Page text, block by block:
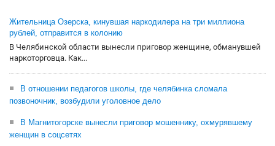
Жительница Озерска, кинувшая наркодилера на три миллиона
рублей, отправится в колонию
В Челябинской области вынесли приговор женщине, обманувшей
наркоторговца. Как...
В отношении педагогов школы, где челябинка сломала
позвоночник, возбудили уголовное дело
В Магнитогорске вынесли приговор мошеннику, охмурявшему
женщин в соцсетях